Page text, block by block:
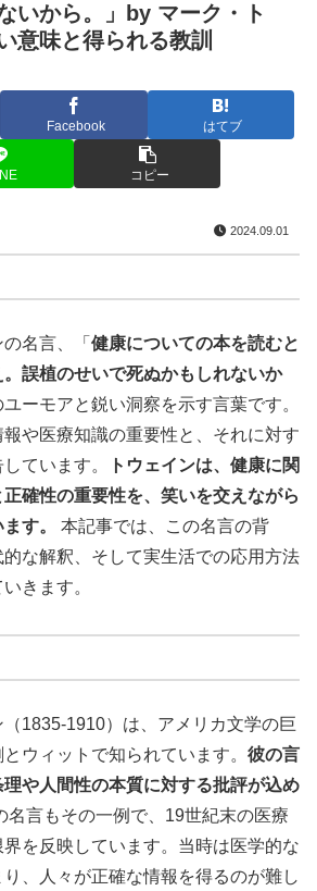
いから。」by マーク・ト
意味と得られる教訓
Facebook はてブ
コピー
2024.09.01
名言、「 健康についての本を読むと
誤植のせいで死ぬかもしれないか
ユーモアと鋭い洞察を示す言葉です。
や医療知識の重要性と、それに対す
ています。
トウェインは、健康に関
確性の重要性を、笑いを交えながら
す。
本記事では、この名言の背
な解釈、そして実生活での応用方法
きます。
1835-1910）は、アメリカ文学の巨
ウィットで知られています。 彼の言
や人間性の本質に対する批評が込め
名言もその一例で、19世紀末の医療
を反映しています。当時は医学的な
、人々が正確な情報を得るのが難し